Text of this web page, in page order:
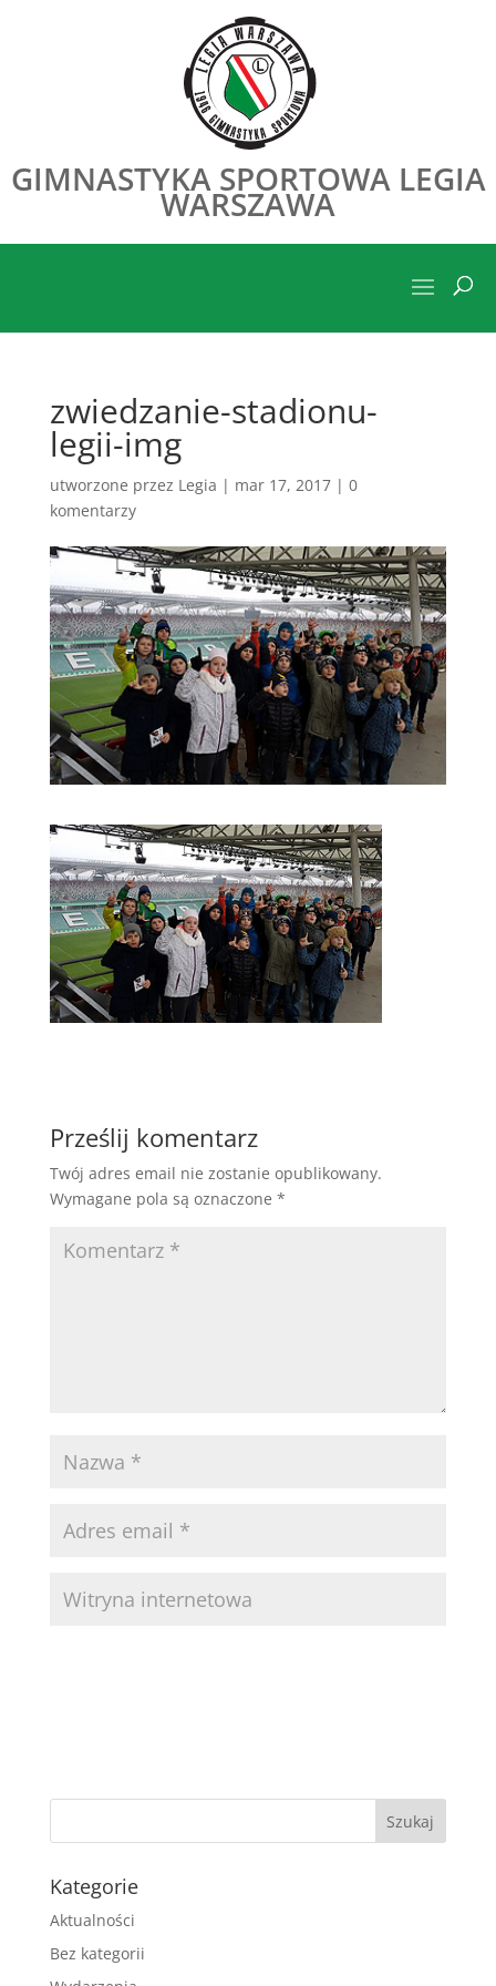
GIMNASTYKA SPORTOWA LEGIA
WARSZAWA
zwiedzanie-stadionu-
legii-img
utworzone przez Legia | mar 17, 2017| 0
komentarzy
Prześlij komentarz
Twój adres email nie zostanie opublikowany.
Wymagane pola są oznaczone *
Kategorie
Aktualności
Bez kategorii